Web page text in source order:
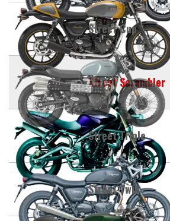
Street Cup
Street Scrambler
Street Triple
Street Twin